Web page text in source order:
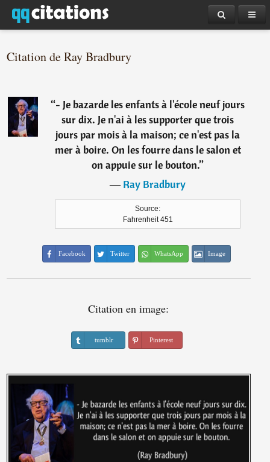
Citation de Ray Bradbury
“- Je bazarde les enfants à l'école neuf jours
sur dix. Je n'ai à les supporter que trois
jours par mois à la maison; ce n'est pas la
mer à boire. On les fourre dans le salon et
on appuie sur le bouton.”
―Ray Bradbury
Source:
Fahrenheit 451
Facebook Twitter WhatsApp Image
Citation en image:
tumblr Pinterest